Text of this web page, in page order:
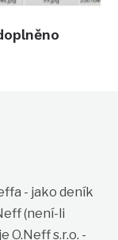
- jako deník
(není-li
O.Neff s.r.o. -